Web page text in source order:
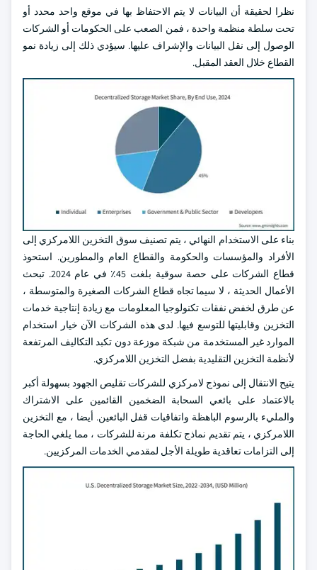
نظرا لحقيقة أن البيانات لا يتم الاحتفاظ بها في موقع واحد محدد أو
تحت سلطة منظمة واحدة ، فمن الصعب على الحكومات أو الشركات
الوصول إلى نقل البيانات والإشراف عليها. سيؤدي ذلك إلى زيادة نمو
القطاع خلال العقد المقبل.
بناء على الاستخدام النهائي ، يتم تصنيف سوق التخزين اللامركزي إلى
الأفراد والمؤسسات والحكومة والقطاع العام والمطورين. استحوذ
قطاع الشركات على حصة سوقية بلغت 45٪ في عام 2024. تبحث
الأعمال الحديثة ، لا سيما تجاه قطاع الشركات الصغيرة والمتوسطة ،
عن طرق لخفض نفقات تكنولوجيا المعلومات مع زيادة إنتاجية خدمات
التخزين وقابليتها للتوسع فيها. لدى هذه الشركات الآن خيار استخدام
الموارد غير المستخدمة من شبكة موزعة دون تكبد التكاليف المرتفعة
لأنظمة التخزين التقليدية بفضل التخزين اللامركزي.
يتيح الانتقال إلى نموذج لامركزي للشركات تقليص الجهود بسهولة أكبر
بالاعتماد على بائعي السحابة الضخمين القائمين على الاشتراك
والمليء بالرسوم الباهظة واتفاقيات قفل البائعين. أيضا ، مع التخزين
اللامركزي ، يتم تقديم نماذج تكلفة مرنة للشركات ، مما يلغي الحاجة
إلى التزامات تعاقدية طويلة الأجل لمقدمي الخدمات المركزيين.